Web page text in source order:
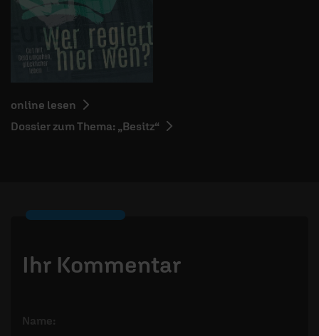
online lesen
Dossier zum Thema: „Besitz“
Ihr Kommentar
Name: